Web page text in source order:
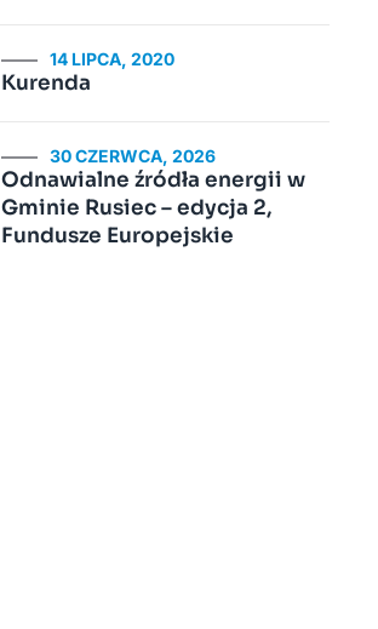
14 LIPCA, 2020
Kurenda
30 CZERWCA, 2026
Odnawialne źródła energii w
Gminie Rusiec – edycja 2,
Fundusze Europejskie